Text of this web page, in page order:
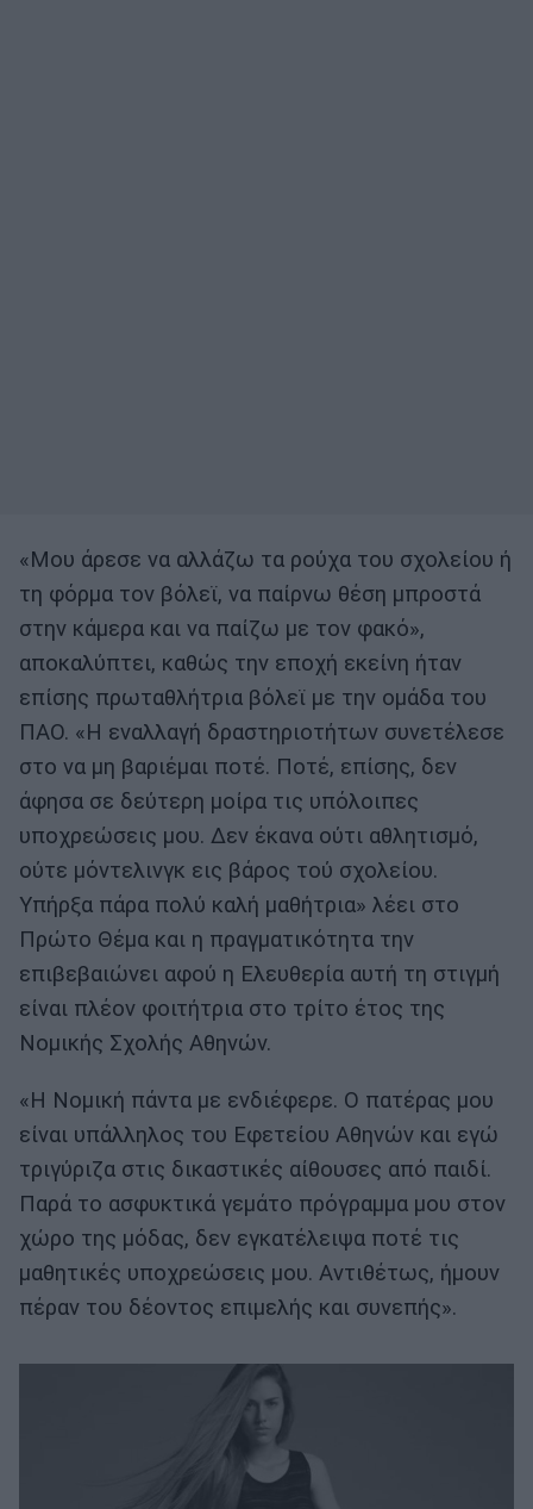
«Μου άρεσε να αλλάζω τα ρούχα του σχολείου ή
τη φόρμα τον βόλεϊ, να παίρνω θέση μπροστά
στην κάμερα και να παίζω με τον φακό»,
αποκαλύπτει, καθώς την εποχή εκείνη ήταν
επίσης πρωταθλήτρια βόλεϊ με την ομάδα του
ΠΑΟ. «Η εναλλαγή δραστηριοτήτων συνετέλεσε
στο να μη βαριέμαι ποτέ. Ποτέ, επίσης, δεν
άφησα σε δεύτερη μοίρα τις υπόλοιπες
υποχρεώσεις μου. Δεν έκανα ούτι αθλητισμό,
ούτε μόντελινγκ εις βάρος τού σχολείου.
Υπήρξα πάρα πολύ καλή μαθήτρια» λέει στο
Πρώτο Θέμα και η πραγματικότητα την
επιβεβαιώνει αφού η Ελευθερία αυτή τη στιγμή
είναι πλέον φοιτήτρια στο τρίτο έτος της
Νομικής Σχολής Αθηνών.
«Η Νομική πάντα με ενδιέφερε. Ο πατέρας μου
είναι υπάλληλος του Εφετείου Αθηνών και εγώ
τριγύριζα στις δικαστικές αίθουσες από παιδί.
Παρά το ασφυκτικά γεμάτο πρόγραμμα μου στον
χώρο της μόδας, δεν εγκατέλειψα ποτέ τις
μαθητικές υποχρεώσεις μου. Αντιθέτως, ήμουν
πέραν του δέοντος επιμελής και συνεπής».